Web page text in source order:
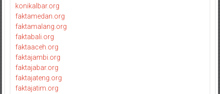
konikalbar.org
faktamedan.org
faktamalang.org
faktabali.org
faktaaceh.org
faktajambi.org
faktajabar.org
faktajateng.org
faktajatim.org